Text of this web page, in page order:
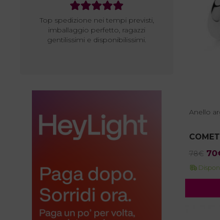
Top spedizione nei tempi previsti,
imballaggio perfetto, ragazzi
gentilissimi e disponibilissimi.
Ottimo
professionale
spedizione….
Anello
78€ Il
70